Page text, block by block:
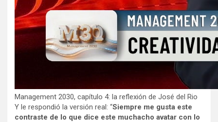
Management 2030, capítulo 4: la reflexión de José del Rio
Y le respondió la versión real: “Siempre me gusta este
contraste de lo que dice este muchacho avatar con lo